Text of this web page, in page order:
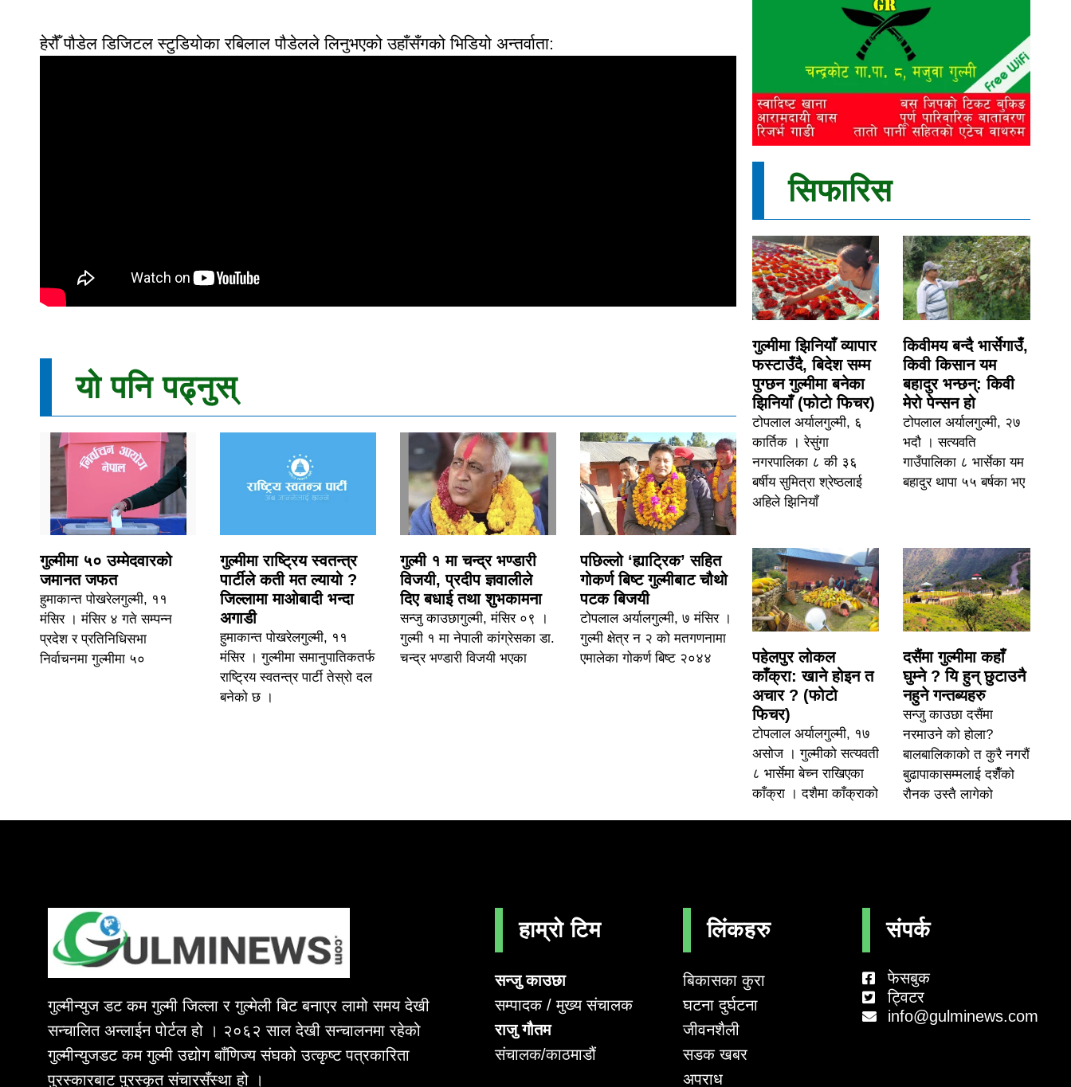
हेरौँ पौडेल डिजिटल स्टुडियोका रबिलाल पौडेलले लिनुभएको उहाँसँगको भिडियो अन्तर्वाता:
यो पनि पढ्नुस्
गुल्मीमा ५० उम्मेदवारको
जमानत जफत
हुमाकान्त पोखरेलगुल्मी, ११
मंसिर । मंसिर ४ गते सम्पन्न
प्रदेश र प्रतिनिधिसभा
निर्वाचनमा गुल्मीमा ५०
गुल्मीमा राष्ट्रिय स्वतन्त्र
पार्टीले कती मत ल्यायो ?
जिल्लामा माओबादी भन्दा
अगाडी
हुमाकान्त पोखरेलगुल्मी, ११
मंसिर । गुल्मीमा समानुपातिकतर्फ
राष्ट्रिय स्वतन्त्र पार्टी तेस्रो दल
बनेको छ ।
गुल्मी १ मा चन्द्र भण्डारी
विजयी, प्रदीप ज्ञवालीले
दिए बधाई तथा शुभकामना
सन्जु काउछागुल्मी, मंसिर ०९ ।
गुल्मी १ मा नेपाली कांग्रेसका डा.
चन्द्र भण्डारी विजयी भएका
पछिल्लो ‘ह्याट्रिक’ सहित
गोकर्ण बिष्ट गुल्मीबाट चौथो
पटक बिजयी
टोपलाल अर्यालगुल्मी, ७ मंसिर ।
गुल्मी क्षेत्र न २ को मतगणनामा
एमालेका गोकर्ण बिष्ट २०४४
सिफारिस
गुल्मीमा झिनियाँ व्यापार
फस्टाउँदै, बिदेश सम्म
पुग्छन गुल्मीमा बनेका
झिनियाँ (फोटो फिचर)
टोपलाल अर्यालगुल्मी, ६
कार्तिक । रेसुंगा
नगरपालिका ८ की ३६
बर्षीय सुमित्रा श्रेष्ठलाई
अहिले झिनियाँ
किवीमय बन्दै भार्सेगाउँ,
किवी किसान यम
बहादुर भन्छन्: किवी
मेरो पेन्सन हो
टोपलाल अर्यालगुल्मी, २७
भदौ । सत्यवति
गाउँपालिका ८ भार्सेका यम
बहादुर थापा ५५ बर्षका भए
पहेलपुर लोकल
काँक्रा: खाने होइन त
अचार ? (फोटो
फिचर)
टोपलाल अर्यालगुल्मी, १७
असोज । गुल्मीको सत्यवती
८ भार्सेमा बेच्न राखिएका
काँक्रा । दशैमा काँक्राको
दसैंमा गुल्मीमा कहाँ
घुम्ने ? यि हुन् छुटाउनै
नहुने गन्तब्यहरु
सन्जु काउछा दसैंमा
नरमाउने को होला?
बालबालिकाको त कुरै नगरौं
बुढापाकासम्मलाई दशैँको
रौनक उस्तै लागेको
गुल्मीन्युज डट कम गुल्मी जिल्ला र गुल्मेली बिट बनाएर लामो समय देखी
सन्चालित अन्लाईन पोर्टल हो । २०६२ साल देखी सन्चालनमा रहेको
गुल्मीन्युजडट कम गुल्मी उद्योग बाँणिज्य संघको उत्कृष्ट पत्रकारिता
पुरस्कारबाट पुरस्कृत संचारसँस्था हो ।
हाम्रो टिम
सन्जु काउछा
सम्पादक / मुख्य संचालक
राजु गौतम
संचालक/काठमाडौं
लिंकहरु
बिकासका कुरा
घटना दुर्घटना
जीवनशैली
सडक खबर
अपराध
संपर्क
फेसबुक
ट्विटर
info@gulminews.com